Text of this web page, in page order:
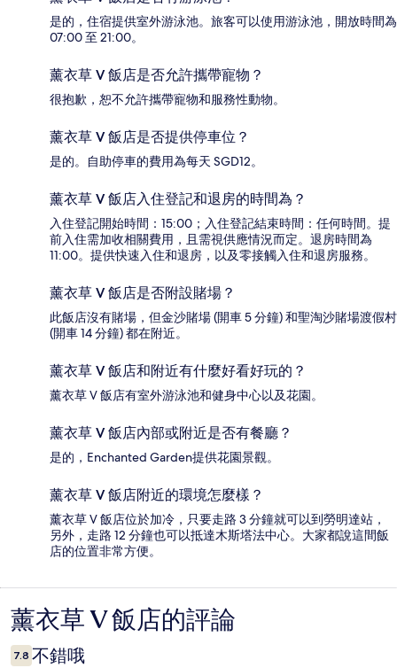
是的，住宿提供室外游泳池。旅客可以使用游泳池，開放時間為
07:00 至 21:00。
薰衣草 V 飯店是否允許攜帶寵物？
很抱歉，恕不允許攜帶寵物和服務性動物。
薰衣草 V 飯店是否提供停車位？
是的。自助停車的費用為每天 SGD12。
薰衣草 V 飯店入住登記和退房的時間為？
入住登記開始時間：15:00；入住登記結束時間：任何時間。提
前入住需加收相關費用，且需視供應情況而定。退房時間為
11:00。提供快速入住和退房，以及零接觸入住和退房服務。
薰衣草 V 飯店是否附設賭場？
此飯店沒有賭場，但金沙賭場 (開車 5 分鐘) 和聖淘沙賭場渡假村
(開車 14 分鐘) 都在附近。
薰衣草 V 飯店和附近有什麼好看好玩的？
薰衣草 V 飯店有室外游泳池和健身中心以及花園。
薰衣草 V 飯店內部或附近是否有餐廳？
是的，Enchanted Garden提供花園景觀。
薰衣草 V 飯店附近的環境怎麼樣？
薰衣草 V 飯店位於加冷，只要走路 3 分鐘就可以到勞明達站，
另外，走路 12 分鐘也可以抵達木斯塔法中心。大家都說這間飯
店的位置非常方便。
評
論
薰衣草 V 飯店的評論
7.8 不錯哦